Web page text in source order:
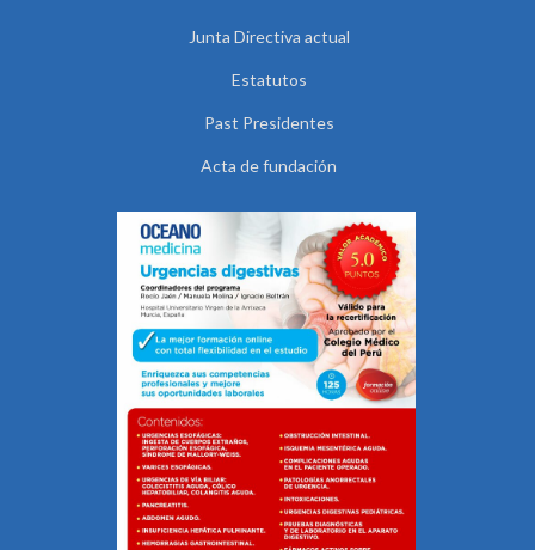
Junta Directiva actual
Estatutos
Past Presidentes
Acta de fundación